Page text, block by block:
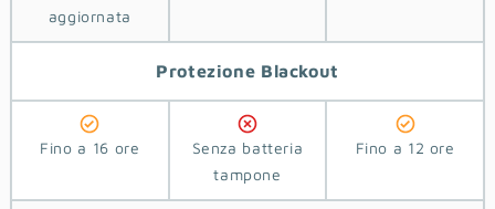
aggiornata
Protezione Blackout
Fino a 16 ore
Senza batteria
tampone
Fino a 12 ore